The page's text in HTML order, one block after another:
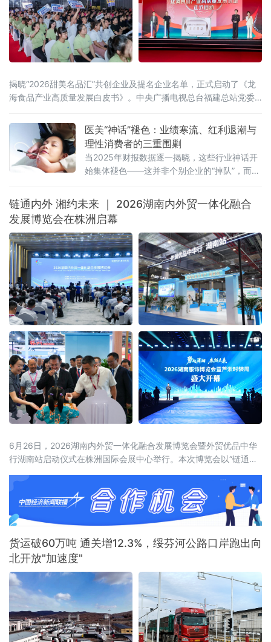
揭晓“2026甜美名品汇”共创企业及提名企业名单，正式启动了《龙
海食品产业高质量发展白皮书》。中央广播电视总台福建总站党委
科学家应铁进，福建省食品工业协会会长刘宜锋，中央电视台财经
评论员刘戈，漳州市龙海区
医美“神话”褪色：业绩寒流、红利退潮与
理性消费者的三重围剿
当2025年财报数据逐一揭晓，这些行业神话开
始集体褪色——这并非个别企业的“掉队”，而是
链通内外 湘约未来 ｜ 2026湖南内外贸一体化融合
发展博览会在株洲启幕
6月26日，2026湖南内外贸一体化融合发展博览会暨外贸优品中华
行湖南站启动仪式在株洲国际会展中心举行。本次博览会以“链通内
万平方米，设置四大主题馆、十大特色展区，吸引近600家企业参
展，来自15个国家和地区及国内20余个省市的近2000名客商参会。
喀麦隆驻华大使、驻华使团团长马丁·姆巴纳，商务部外贸发展事务
局副局
货运破60万吨 通关增12.3%，绥芬河公路口岸跑出向
北开放"加速度"